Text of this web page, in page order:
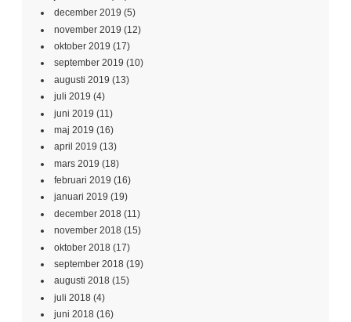
december 2019 (5)
november 2019 (12)
oktober 2019 (17)
september 2019 (10)
augusti 2019 (13)
juli 2019 (4)
juni 2019 (11)
maj 2019 (16)
april 2019 (13)
mars 2019 (18)
februari 2019 (16)
januari 2019 (19)
december 2018 (11)
november 2018 (15)
oktober 2018 (17)
september 2018 (19)
augusti 2018 (15)
juli 2018 (4)
juni 2018 (16)